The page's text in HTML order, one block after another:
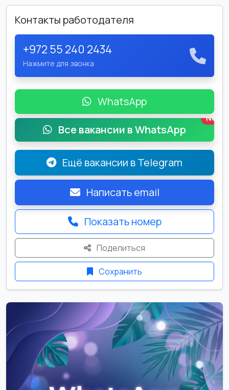
Контакты работодателя
+972 55 240 2434
Нажмите для звонка
WhatsApp
Все вакансии в WhatsApp
New
Ещё вакансии в Telegram
Написать email
Показать номер
Поделиться
Сохранить